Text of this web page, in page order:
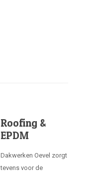
Roofing &
EPDM
Dakwerken Oevel zorgt
tevens voor de